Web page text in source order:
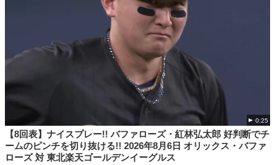
0:25
【8回表】ナイスプレー!! バファローズ・紅林弘太郎 好判断でチ
ームのピンチを切り抜ける!! 2026年8月6日 オリックス・バファ
ローズ 対 東北楽天ゴールデンイーグルス